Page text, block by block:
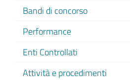
Bandi di concorso
Performance
Enti Controllati
Attività e procedimenti